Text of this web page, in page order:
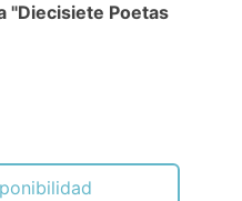
"Diecisiete Poetas